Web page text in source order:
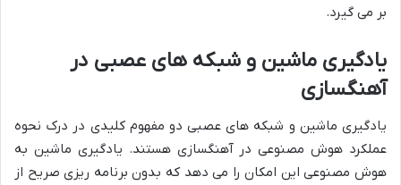
بر می گیرد.
یادگیری ماشین و شبکه های عصبی در
آهنگسازی
یادگیری ماشین و شبکه های عصبی دو مفهوم کلیدی در درک نحوه
عملکرد هوش مصنوعی در آهنگسازی هستند. یادگیری ماشین به
هوش مصنوعی این امکان را می دهد که بدون برنامه ریزی صریح از